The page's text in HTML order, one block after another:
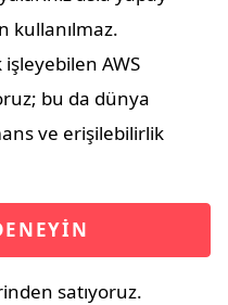
kullanılmaz.
AWS
bu da dünya
ve erişilebilirlik
satıyoruz.